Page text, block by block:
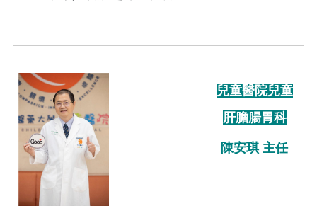
兒童醫院兒童
肝膽腸胃科
陳安琪 主任